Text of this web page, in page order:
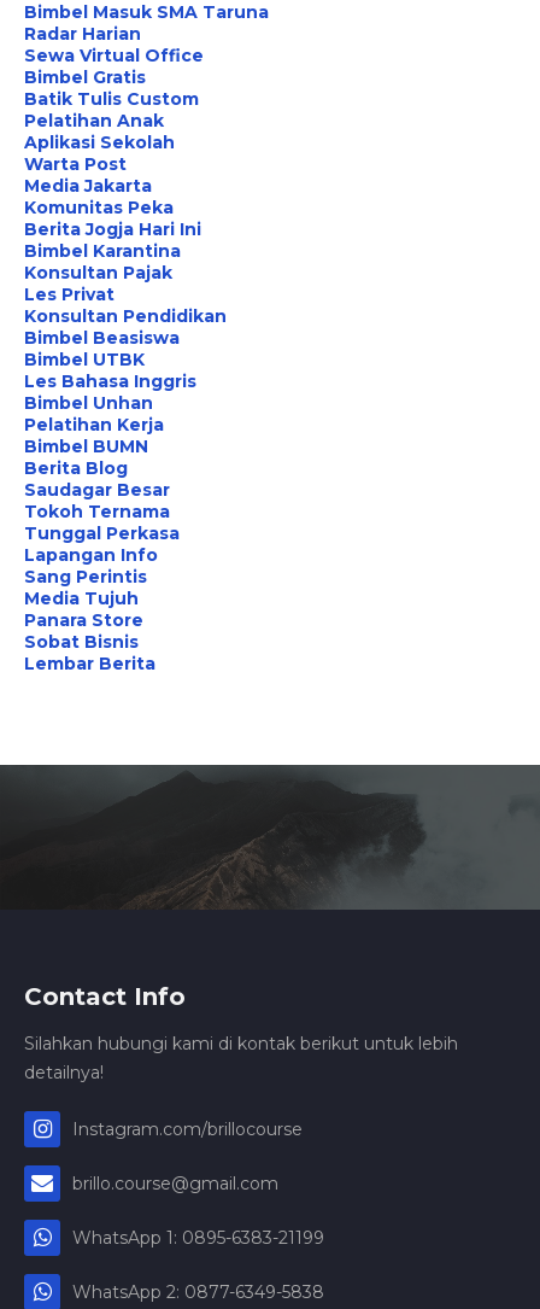
Bimbel Masuk SMA Taruna
Radar Harian
Sewa Virtual Office
Bimbel Gratis
Batik Tulis Custom
Pelatihan Anak
Aplikasi Sekolah
Warta Post
Media Jakarta
Komunitas Peka
Berita Jogja Hari Ini
Bimbel Karantina
Konsultan Pajak
Les Privat
Konsultan Pendidikan
Bimbel Beasiswa
Bimbel UTBK
Les Bahasa Inggris
Bimbel Unhan
Pelatihan Kerja
Bimbel BUMN
Berita Blog
Saudagar Besar
Tokoh Ternama
Tunggal Perkasa
Lapangan Info
Sang Perintis
Media Tujuh
Panara Store
Sobat Bisnis
Lembar Berita
Contact Info
Silahkan hubungi kami di kontak berikut untuk lebih
detailnya!
Instagram.com/brillocourse
brillo.course@gmail.com
WhatsApp 1: 0895-6383-21199
WhatsApp 2: 0877-6349-5838